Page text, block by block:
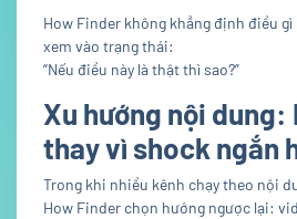
How Finder không khẳng định điều
xem vào trạng thái:
“Nếu điều này là thật thì sao?”
Xu hướng nội dung:
thay vì shock ngắn
Trong khi nhiều kênh chạy theo nội
How Finder chọn hướng ngược lại: